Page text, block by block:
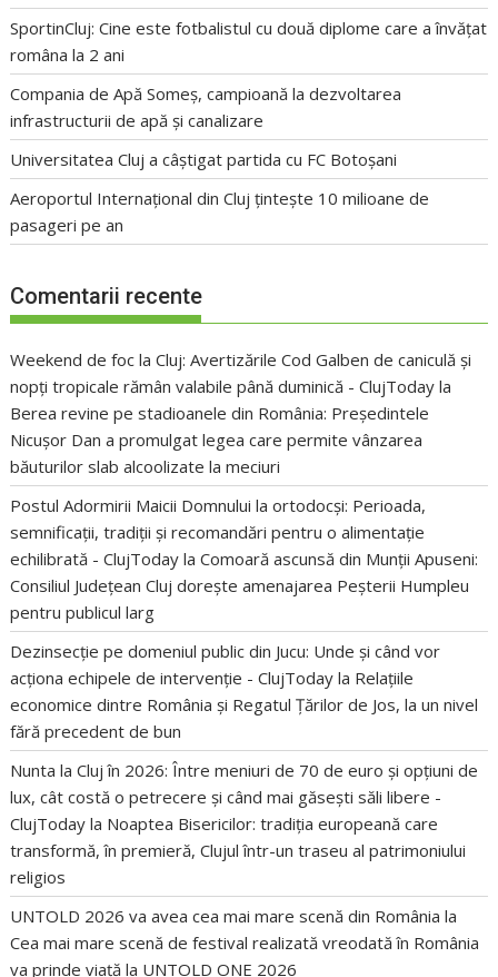
SportinCluj: Cine este fotbalistul cu două diplome care a învățat
româna la 2 ani
Compania de Apă Someș, campioană la dezvoltarea
infrastructurii de apă și canalizare
Universitatea Cluj a câștigat partida cu FC Botoșani
Aeroportul Internațional din Cluj țintește 10 milioane de
pasageri pe an
Comentarii recente
Weekend de foc la Cluj: Avertizările Cod Galben de caniculă și
nopți tropicale rămân valabile până duminică - ClujToday la
Berea revine pe stadioanele din România: Președintele
Nicușor Dan a promulgat legea care permite vânzarea
băuturilor slab alcoolizate la meciuri
Postul Adormirii Maicii Domnului la ortodocși: Perioada,
semnificații, tradiții și recomandări pentru o alimentație
echilibrată - ClujToday laComoară ascunsă din Munții Apuseni:
Consiliul Județean Cluj dorește amenajarea Peșterii Humpleu
pentru publicul larg
Dezinsecție pe domeniul public din Jucu: Unde și când vor
acționa echipele de intervenție - ClujToday la Relațiile
economice dintre România și Regatul Țărilor de Jos, la un nivel
fără precedent de bun
Nunta la Cluj în 2026: Între meniuri de 70 de euro și opțiuni de
lux, cât costă o petrecere și când mai găsești săli libere -
ClujToday la Noaptea Bisericilor: tradiția europeană care
transformă, în premieră, Clujul într-un traseu al patrimoniului
religios
UNTOLD 2026 va avea cea mai mare scenă din România la
Cea mai mare scenă de festival realizată vreodată în România
va prinde viață la UNTOLD ONE 2026